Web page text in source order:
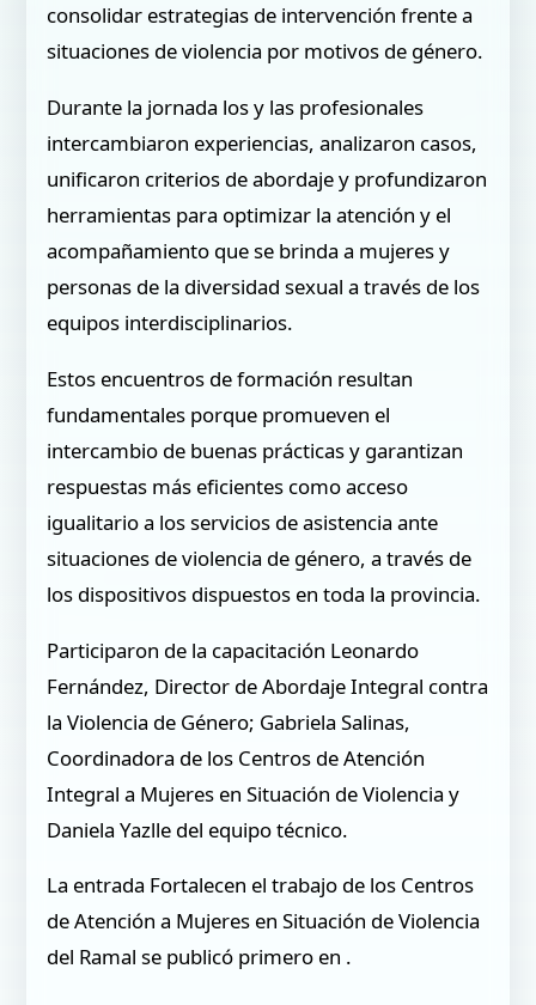
consolidar estrategias de intervención frente a
situaciones de violencia por motivos de género.
Durante la jornada los y las profesionales
intercambiaron experiencias, analizaron casos,
unificaron criterios de abordaje y profundizaron
herramientas para optimizar la atención y el
acompañamiento que se brinda a mujeres y
personas de la diversidad sexual a través de los
equipos interdisciplinarios.
Estos encuentros de formación resultan
fundamentales porque promueven el
intercambio de buenas prácticas y garantizan
respuestas más eficientes como acceso
igualitario a los servicios de asistencia ante
situaciones de violencia de género, a través de
los dispositivos dispuestos en toda la provincia.
Participaron de la capacitación Leonardo
Fernández, Director de Abordaje Integral contra
la Violencia de Género; Gabriela Salinas,
Coordinadora de los Centros de Atención
Integral a Mujeres en Situación de Violencia y
Daniela Yazlle del equipo técnico.
La entrada Fortalecen el trabajo de los Centros
de Atención a Mujeres en Situación de Violencia
del Ramal se publicó primero en .